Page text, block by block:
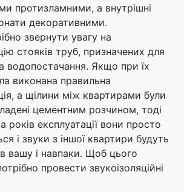
протизламними, а внутрішні
декоративними.
звернути увагу на
стояків труб, призначених для
водопостачання. Якщо при їх
виконана правильна
а щілини між квартирами були
цементним розчином, тоді
років експлуатації вони просто
і звуки з іншої квартири будуть
вашу і навпаки. Щоб цього
провести звукоізоляційні